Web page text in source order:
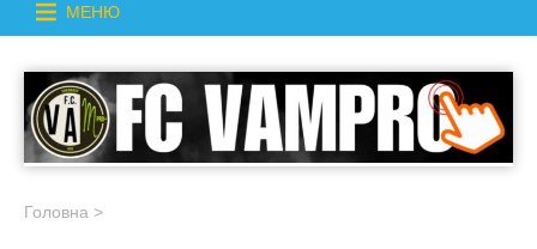
МЕНЮ
Головна >